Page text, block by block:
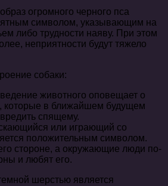
огромного черного пса
символом, указывающим на
либо трудности наяву. При этом
неприятности будут тяжело
собаки:
животного оповещает о
которые в ближайшем будущем
спящему.
или играющий со
положительным символом.
стороне, а окружающие люди по-
и любят его.
шерстью является